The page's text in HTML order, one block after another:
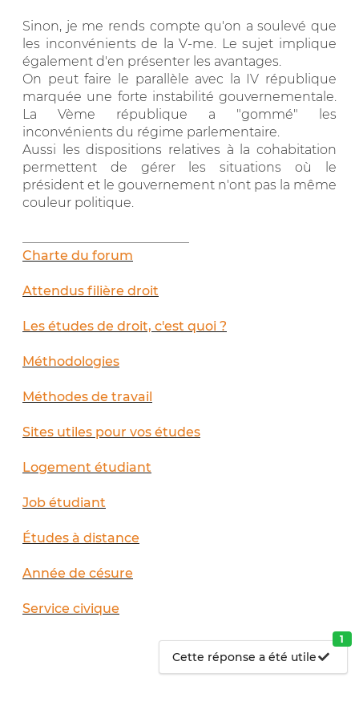
Sinon, je me rends compte qu'on a soulevé que
les inconvénients de la V-me. Le sujet implique
également d'en présenter les avantages.
On peut faire le parallèle avec la IV république
marquée une forte instabilité gouvernementale.
La Vème république a "gommé" les
inconvénients du régime parlementaire.
Aussi les dispositions relatives à la cohabitation
permettent de gérer les situations où le
président et le gouvernement n'ont pas la même
couleur politique.
Charte du forum
Attendus filière droit
Les études de droit, c'est quoi ?
Méthodologies
Méthodes de travail
Sites utiles pour vos études
Logement étudiant
Job étudiant
Études à distance
Année de césure
Service civique
Cette réponse a été utile
1